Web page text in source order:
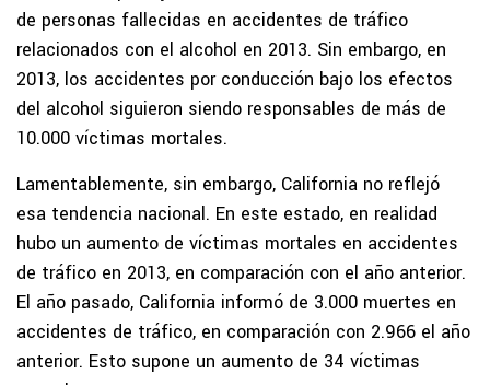
de personas fallecidas en accidentes de tráfico
relacionados con el alcohol en 2013. Sin embargo, en
2013, los accidentes por conducción bajo los efectos
del alcohol siguieron siendo responsables de más de
10.000 víctimas mortales.
Lamentablemente, sin embargo, California no reflejó
esa tendencia nacional. En este estado, en realidad
hubo un aumento de víctimas mortales en accidentes
de tráfico en 2013, en comparación con el año anterior.
El año pasado, California informó de 3.000 muertes en
accidentes de tráfico, en comparación con 2.966 el año
anterior. Esto supone un aumento de 34 víctimas